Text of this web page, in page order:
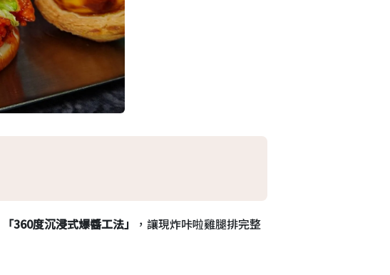
「360度沉浸式爆醬工法」
，讓現炸咔啦雞腿排完整